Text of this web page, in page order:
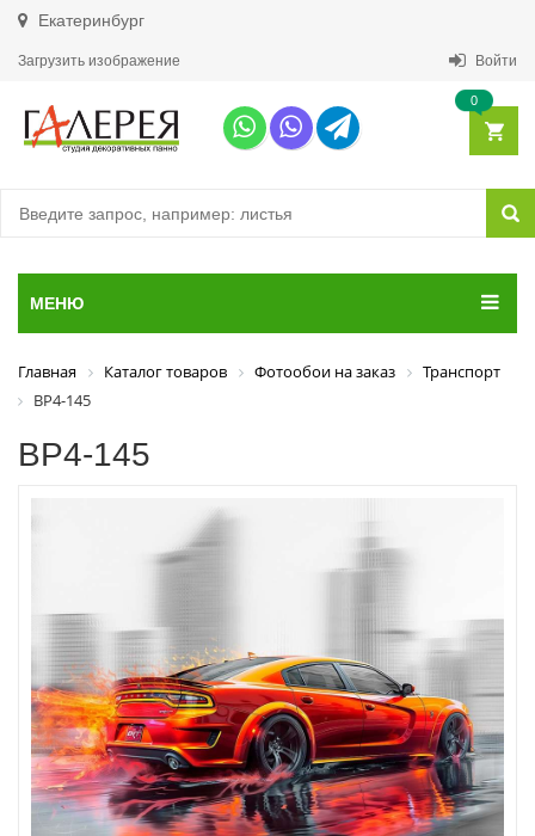
Екатеринбург
Загрузить изображение Войти
0
МЕНЮ
Главная Каталог товаров Фотообои на заказ
Транспорт
ВР4-145
ВР4-145